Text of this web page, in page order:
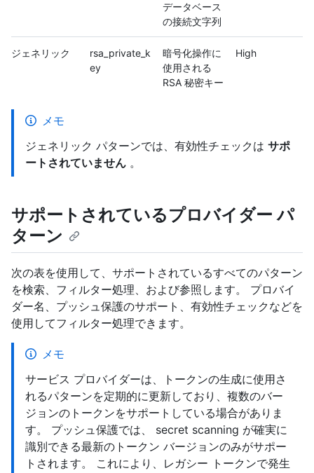
データベース
の接続文字列
ジェネリック
rsa_private_k
ey
暗号化操作に
使用される
RSA 秘密キー
High
メモ
ジェネリック パターンでは、有効性チェックは サポ
ートされていません 。
サポートされているプロバイダー パ
ターン
次の表を使用して、サポートされているすべてのパターン
を検索、フィルター処理、および参照します。 プロバイ
ダー名、プッシュ保護のサポート、有効性チェックなどを
使用してフィルター処理できます。
メモ
サービス プロバイダーは、トークンの生成に使用さ
れるパターンを定期的に更新しており、複数のバー
ジョンのトークンをサポートしている場合がありま
す。 プッシュ保護では、 secret scanning が確実に
識別できる最新のトークン バージョンのみがサポー
トされます。 これにより、レガシー トークンで発生